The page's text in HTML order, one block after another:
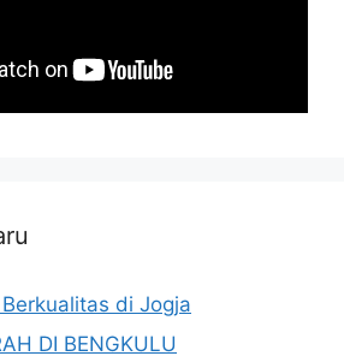
di Jogja
DI BENGKULU